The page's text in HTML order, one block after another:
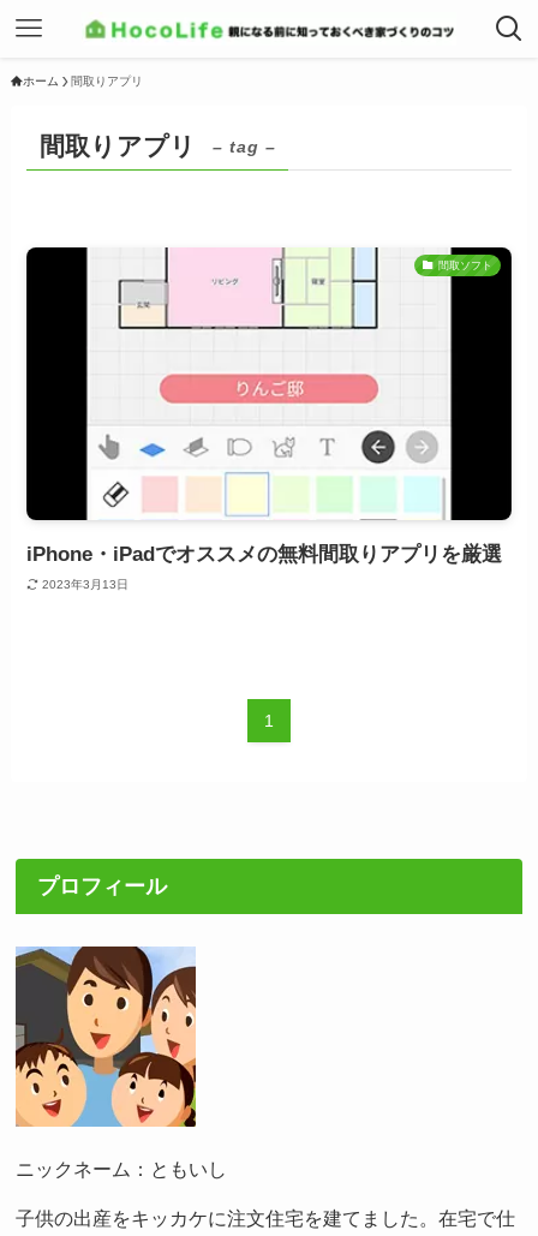
ホーム 間取りアプリ
間取りアプリ – tag –
間取ソフト
iPhone・iPadでオススメの無料間取りアプリを厳選
2023年3月13日
1
プロフィール
ニックネーム：ともいし
子供の出産をキッカケに注文住宅を建てました。在宅で仕